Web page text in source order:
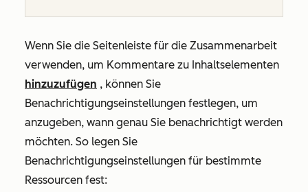
Wenn Sie die Seitenleiste für die Zusammenarbeit
verwenden, um Kommentare zu Inhaltselementen
hinzuzufügen , können Sie
Benachrichtigungseinstellungen festlegen, um
anzugeben, wann genau Sie benachrichtigt werden
möchten. So legen Sie
Benachrichtigungseinstellungen für bestimmte
Ressourcen fest: